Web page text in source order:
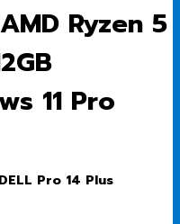
Ryzen 5
11 Pro
Pro 14 Plus